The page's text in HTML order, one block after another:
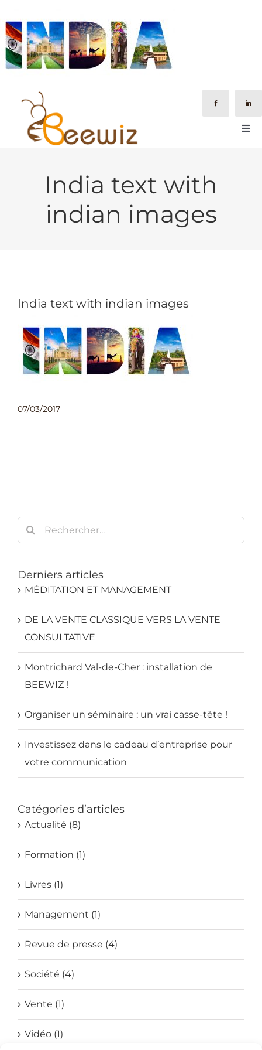
au
contenu
FORMATIONS
Contact : questions, devis, renseignements,
projets
India text with
indian images
India text with indian images
07/03/2017
Rechercher:
Derniers articles
MÉDITATION ET MANAGEMENT
DE LA VENTE CLASSIQUE VERS LA VENTE
CONSULTATIVE
Montrichard Val-de-Cher : installation de
BEEWIZ !
Organiser un séminaire : un vrai casse-tête !
Investissez dans le cadeau d’entreprise pour
votre communication
Catégories d’articles
Actualité (8)
Formation (1)
Livres (1)
Management (1)
Revue de presse (4)
Société (4)
Vente (1)
Vidéo (1)